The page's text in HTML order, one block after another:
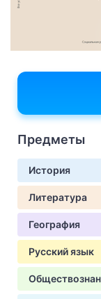
Предметы
История
Литература
География
Русский язык